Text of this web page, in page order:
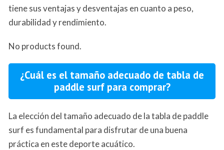
tiene sus ventajas y desventajas en cuanto a peso,
durabilidad y rendimiento.
No products found.
¿Cuál es el tamaño adecuado de tabla de
paddle surf para comprar?
La elección del tamaño adecuado de la tabla de paddle
surf es fundamental para disfrutar de una buena
práctica en este deporte acuático.